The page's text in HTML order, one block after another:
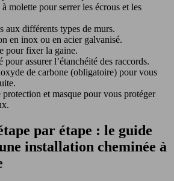
molette pour serrer les écrous et les
aux différents types de murs.
en inox ou en acier galvanisé.
pour fixer la gaine.
pour assurer l’étanchéité des raccords.
de carbone (obligatoire) pour vous
protection et masque pour vous protéger
par étape : le guide
installation cheminée à